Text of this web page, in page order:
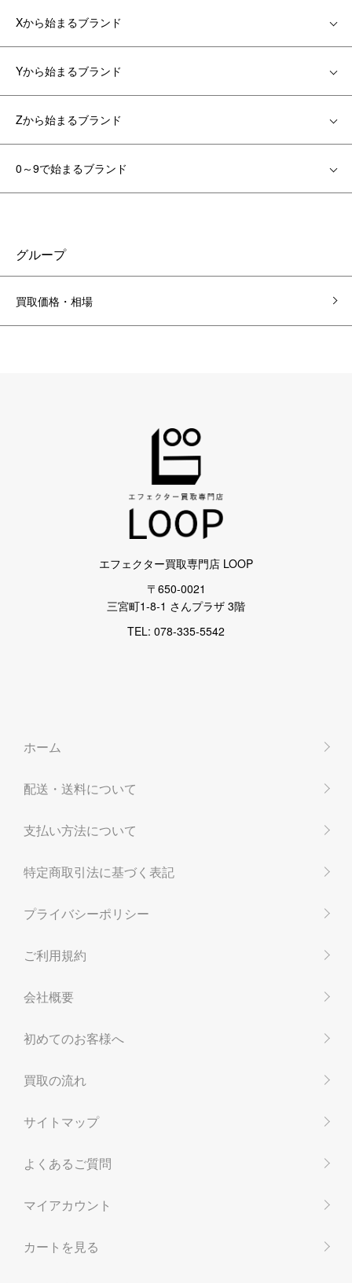
Xから始まるブランド
Yから始まるブランド
Zから始まるブランド
0～9で始まるブランド
グループ
買取価格・相場
エフェクター買取専門店 LOOP
〒650-0021
三宮町1-8-1 さんプラザ 3階
TEL: 078-335-5542
ホーム
配送・送料について
支払い方法について
特定商取引法に基づく表記
プライバシーポリシー
ご利用規約
会社概要
初めてのお客様へ
買取の流れ
サイトマップ
よくあるご質問
マイアカウント
カートを見る